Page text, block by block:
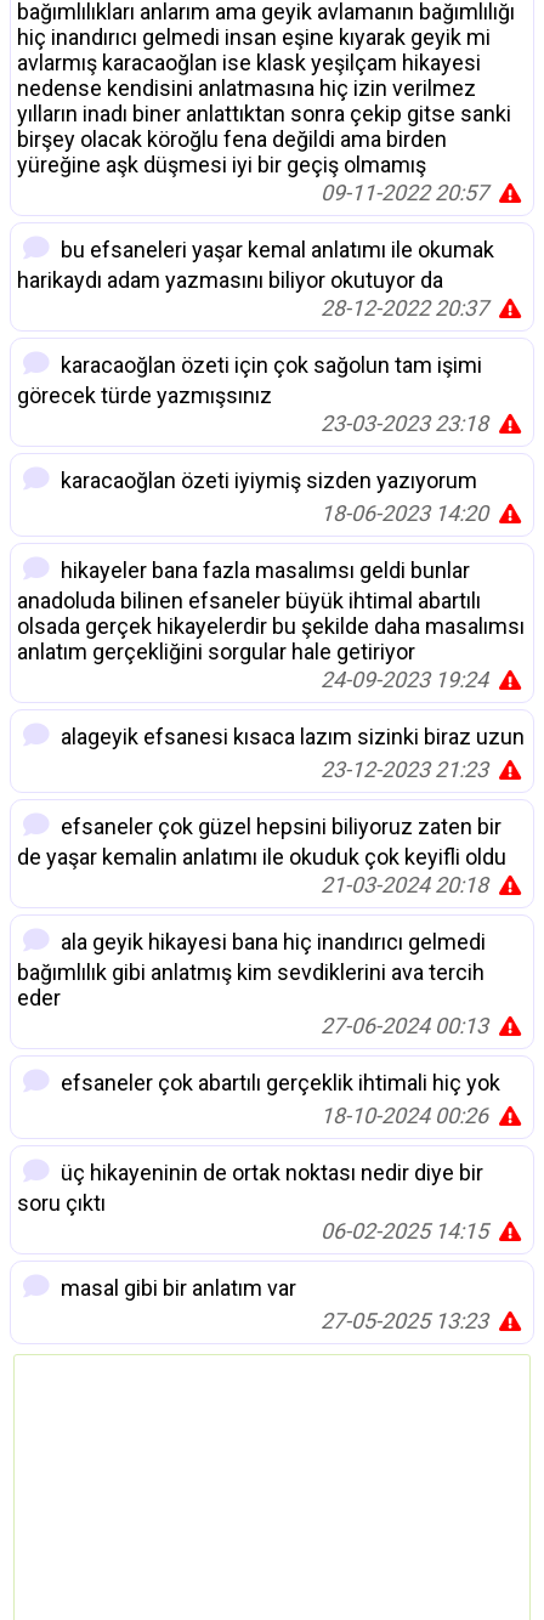
bağımlılıkları anlarım ama geyik avlamanın bağımlılığı
hiç inandırıcı gelmedi insan eşine kıyarak geyik mi
avlarmış karacaoğlan ise klask yeşilçam hikayesi
nedense kendisini anlatmasına hiç izin verilmez
yılların inadı biner anlattıktan sonra çekip gitse sanki
birşey olacak köroğlu fena değildi ama birden
yüreğine aşk düşmesi iyi bir geçiş olmamış
09-11-2022 20:57
bu efsaneleri yaşar kemal anlatımı ile okumak
harikaydı adam yazmasını biliyor okutuyor da
28-12-2022 20:37
karacaoğlan özeti için çok sağolun tam işimi
görecek türde yazmışsınız
23-03-2023 23:18
karacaoğlan özeti iyiymiş sizden yazıyorum
18-06-2023 14:20
hikayeler bana fazla masalımsı geldi bunlar
anadoluda bilinen efsaneler büyük ihtimal abartılı
olsada gerçek hikayelerdir bu şekilde daha masalımsı
anlatım gerçekliğini sorgular hale getiriyor
24-09-2023 19:24
alageyik efsanesi kısaca lazım sizinki biraz uzun
23-12-2023 21:23
efsaneler çok güzel hepsini biliyoruz zaten bir
de yaşar kemalin anlatımı ile okuduk çok keyifli oldu
21-03-2024 20:18
ala geyik hikayesi bana hiç inandırıcı gelmedi
bağımlılık gibi anlatmış kim sevdiklerini ava tercih
eder
27-06-2024 00:13
efsaneler çok abartılı gerçeklik ihtimali hiç yok
18-10-2024 00:26
üç hikayeninin de ortak noktası nedir diye bir
soru çıktı
06-02-2025 14:15
masal gibi bir anlatım var
27-05-2025 13:23